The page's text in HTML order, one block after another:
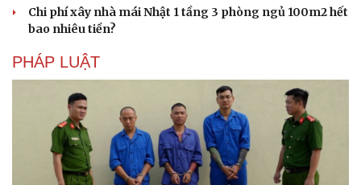
Săn Tour
check-in
Đọc truyện đêm khuya
Chi phí xây nhà mái Nhật 1 tầng 3 phòng ngủ 100m2 hết
bao nhiêu tiền?
PHÁP LUẬT